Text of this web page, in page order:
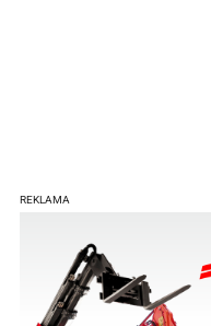
REKLAMA